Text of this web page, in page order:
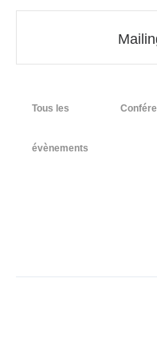
Tous les
évènements